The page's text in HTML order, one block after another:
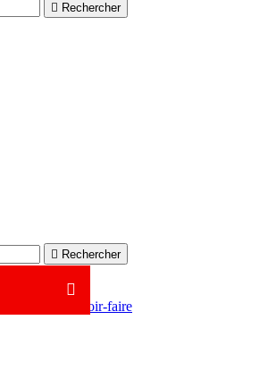
 Rechercher
 Rechercher

Savoir-faire